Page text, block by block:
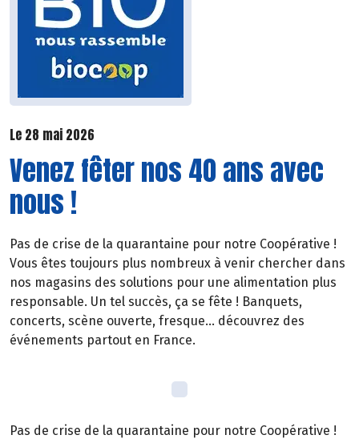
Le 28 mai 2026
Venez fêter nos 40 ans avec
nous !
Pas de crise de la quarantaine pour notre Coopérative !
Vous êtes toujours plus nombreux à venir chercher dans
nos magasins des solutions pour une alimentation plus
responsable. Un tel succès, ça se fête ! Banquets,
concerts, scène ouverte, fresque… découvrez des
événements partout en France.
Pas de crise de la quarantaine pour notre Coopérative !